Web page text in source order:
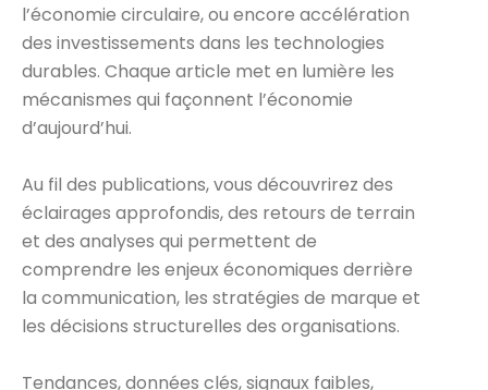
l’économie circulaire, ou encore accélération
des investissements dans les technologies
durables. Chaque article met en lumière les
mécanismes qui façonnent l’économie
d’aujourd’hui.
Au fil des publications, vous découvrirez des
éclairages approfondis, des retours de terrain
et des analyses qui permettent de
comprendre les enjeux économiques derrière
la communication, les stratégies de marque et
les décisions structurelles des organisations.
Tendances, données clés, signaux faibles,